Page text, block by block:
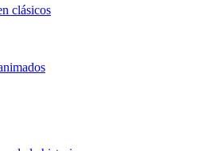
clásicos